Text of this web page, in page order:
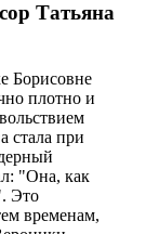
Татьяна
Борисовне
плотно и
стала при
"Она, как
Это
временам,